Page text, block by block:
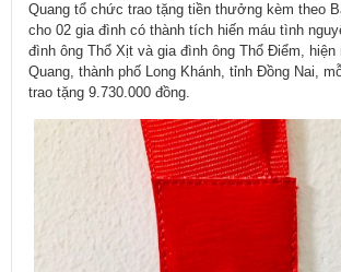
Quang tổ chức trao tặng tiền thưởng kèm theo
cho 02 gia đình có thành tích hiến máu tình
đình ông Thổ Xịt và gia đình ông Thổ Điểm, hiện
Quang, thành phố Long Khánh, tỉnh Đồng Nai,
trao tặng 9.730.000 đồng.